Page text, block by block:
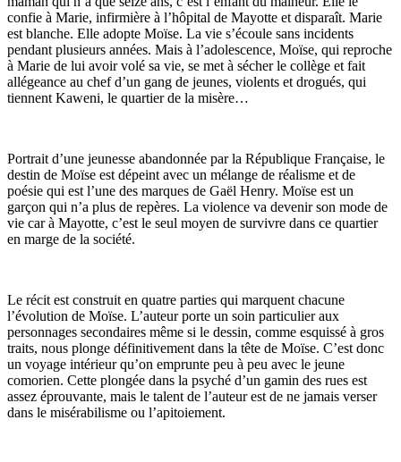
confie à Marie, infirmière à l’hôpital de Mayotte et disparaît. Marie
est blanche. Elle adopte Moïse. La vie s’écoule sans incidents
pendant plusieurs années. Mais à l’adolescence, Moïse, qui reproche
à Marie de lui avoir volé sa vie, se met à sécher le collège et fait
allégeance au chef dʼun gang de jeunes, violents et drogués, qui
tiennent Kaweni, le quartier de la misère…
Portrait d’une jeunesse abandonnée par la République Française, le
destin de Moïse est dépeint avec un mélange de réalisme et de
poésie qui est l’une des marques de Gaël Henry. Moïse est un
garçon qui n’a plus de repères. La violence va devenir son mode de
vie car à Mayotte, c’est le seul moyen de survivre dans ce quartier
en marge de la société.
Le récit est construit en quatre parties qui marquent chacune
l’évolution de Moïse. L’auteur porte un soin particulier aux
personnages secondaires même si le dessin, comme esquissé à gros
traits, nous plonge définitivement dans la tête de Moïse. C’est donc
un voyage intérieur qu’on emprunte peu à peu avec le jeune
comorien. Cette plongée dans la psyché d’un gamin des rues est
assez éprouvante, mais le talent de l’auteur est de ne jamais verser
dans le misérabilisme ou l’apitoiement.